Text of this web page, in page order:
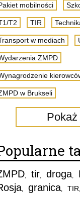
mobilności
T2 TIR
w mediach
ZMPD
w Brukseli
Pokaż
, tir, droga,
, granica, TIR,